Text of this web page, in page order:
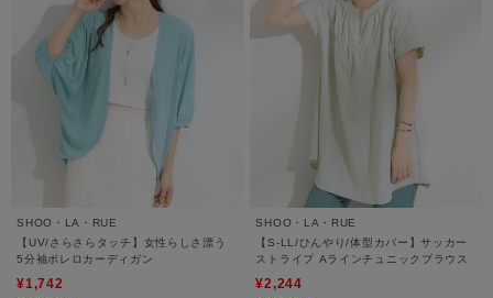
SHOO・LA・RUE
【UV/さらさらタッチ】女性らしさ漂う
5分袖ボレロカーディガン
¥1,742
SHOO・LA・RUE
【S-LL/ひんやり/体型カバー】サッカー
ストライプ Aラインチュニックブラウス
¥2,244